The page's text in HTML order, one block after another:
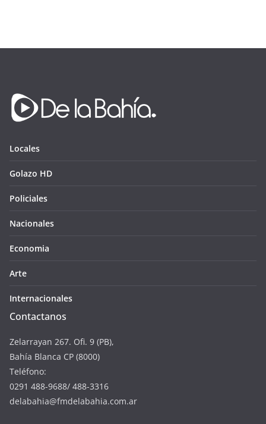
Locales
Golazo HD
Policiales
Nacionales
Economia
Arte
Internacionales
Contactanos
Zelarrayan 267. Ofi. 9 (PB),
Bahía Blanca CP (8000)
Teléfono:
0291 488-9688/ 488-3316
delabahia@fmdelabahia.com.ar